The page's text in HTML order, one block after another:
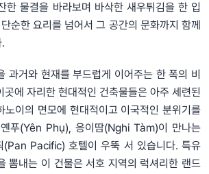
한 물결을 바라보며 바삭한 새우튀김을 한 입
순한 요리를 넘어서 그 공간의 문화까지 함께
과거와 현재를 부드럽게 이어주는 한 폭의 비
곳에 자리한 현대적인 건축물들은 아주 세련된
노이의 면모에 현대적이고 이국적인 분위기를
푸(Yên Phụ), 응이땀(Nghi Tàm)이 만나는
(Pan Pacific) 호텔이 우뚝 서 있습니다. 특유
뽐내는 이 건물은 서호 지역의 럭셔리한 랜드